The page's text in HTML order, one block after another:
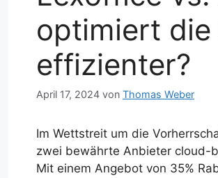
optimiert die
effizienter?
April 17, 2024 von Thomas Weber
Im Wettstreit um die
zwei bewährte Anbieter cloud-
Mit einem Angebot von 35%